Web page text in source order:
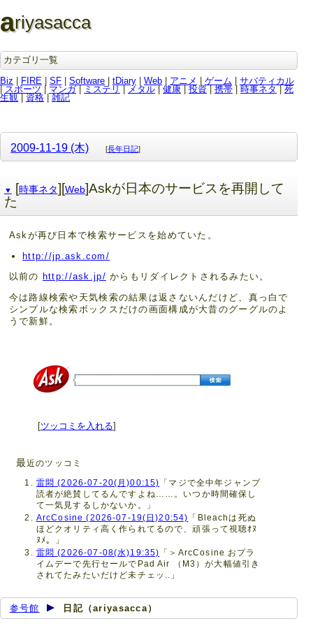
ariyasacca
カテゴリ一覧
Biz
FIRE SF Software tDiary Web アニメ ゲーム
サバティカル
スポーツ | マンガ| ミステリ メタル 健康 投資 携帯 | 時事ネタ
死
生観
資格| 雑記
2009-11-19 (木) [長年日記]
▼ [時事ネタ][Web]Askが日本のサービスを再開して
た
Askが再び日本で検索サービスを始めていた。
http://jp.ask.com/
以前の http://ask.jp/ からもリダイレクトされるみたい。
今は路線検索や天気検索の結果は返さないんだけど、真っ白で
シンプルな検索ボックスだけの画面構成が大昔のグーグルのよ
うで新鮮。
[ツッコミを入れる]
最近のツッコミ
雷悶 (2026-07-20(月)00:15)
「マジで全中年ジャンプ
読者が絶賛してるんですよね……。いつか時間確保し
て一気見するしかないか。」
ArcCosine (2026-07-19(日)20:54)
「Bleachは死ぬ
ほどクオリティ高く作られてるので、頑張って視聴ｵﾇ
ﾇﾒ。」
雷悶 (2026-07-08(水)19:35)
「＞ArcCosine おプラ
イムデーで先行セールでPad Air （M3）が大幅値引き
されてたみたいだけど未チェッ..」
参号館 日記（ariyasacca）